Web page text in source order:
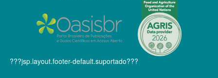
???jsp.layout.footer-default.suportado???